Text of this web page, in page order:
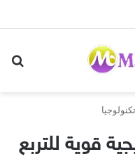
قوية للتربع